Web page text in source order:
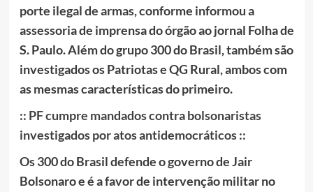
porte ilegal de armas, conforme informou a
assessoria de imprensa do órgão ao jornal Folha de
S. Paulo. Além do grupo 300 do Brasil, também são
investigados os Patriotas e QG Rural, ambos com
as mesmas características do primeiro.
:: PF cumpre mandados contra bolsonaristas
investigados por atos antidemocráticos ::
Os 300 do Brasil defende o governo de Jair
Bolsonaro e é a favor de intervenção militar no